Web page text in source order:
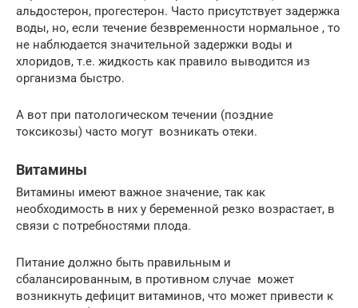
альдостерон, прогестерон. Часто присутствует задержка
воды, но, если течение безвременности нормальное , то
не наблюдается значительной задержки воды и
хлоридов, т.е. жидкость как правило выводится из
организма быстро.
А вот при патологическом течении (поздние
токсикозы) часто могут возни­кать отеки.
Витамины
Витамины имеют важное значение, так как
необходимость в них у беременной резко возрастает, в
связи с потребностями плода.
Питание должно быть правильным и
сбалансированным, в противном случае может
возникнуть дефицит ви­таминов, что может привести к